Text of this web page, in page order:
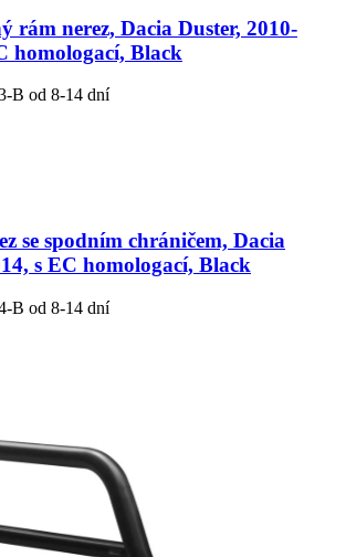
rám nerez, Dacia Duster, 2010-
homologací, Black
B od 8-14 dní
se spodním chráničem, Dacia
s EC homologací, Black
B od 8-14 dní